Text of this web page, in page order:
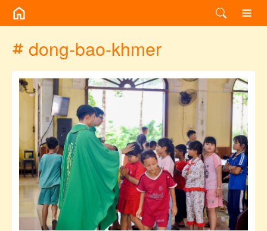
dong-bao-khmer
/chuyen-de/tag?id=dong-bao-khmer